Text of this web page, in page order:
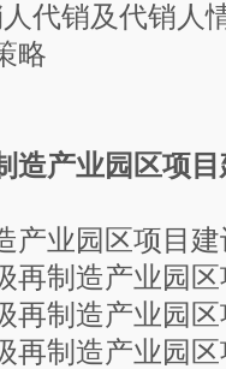
代销人情
产业园区项目
业园区项目建
产业园区项
产业园区项
产业园区项